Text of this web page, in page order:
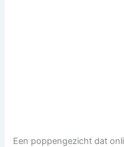
Een poppengezicht dat